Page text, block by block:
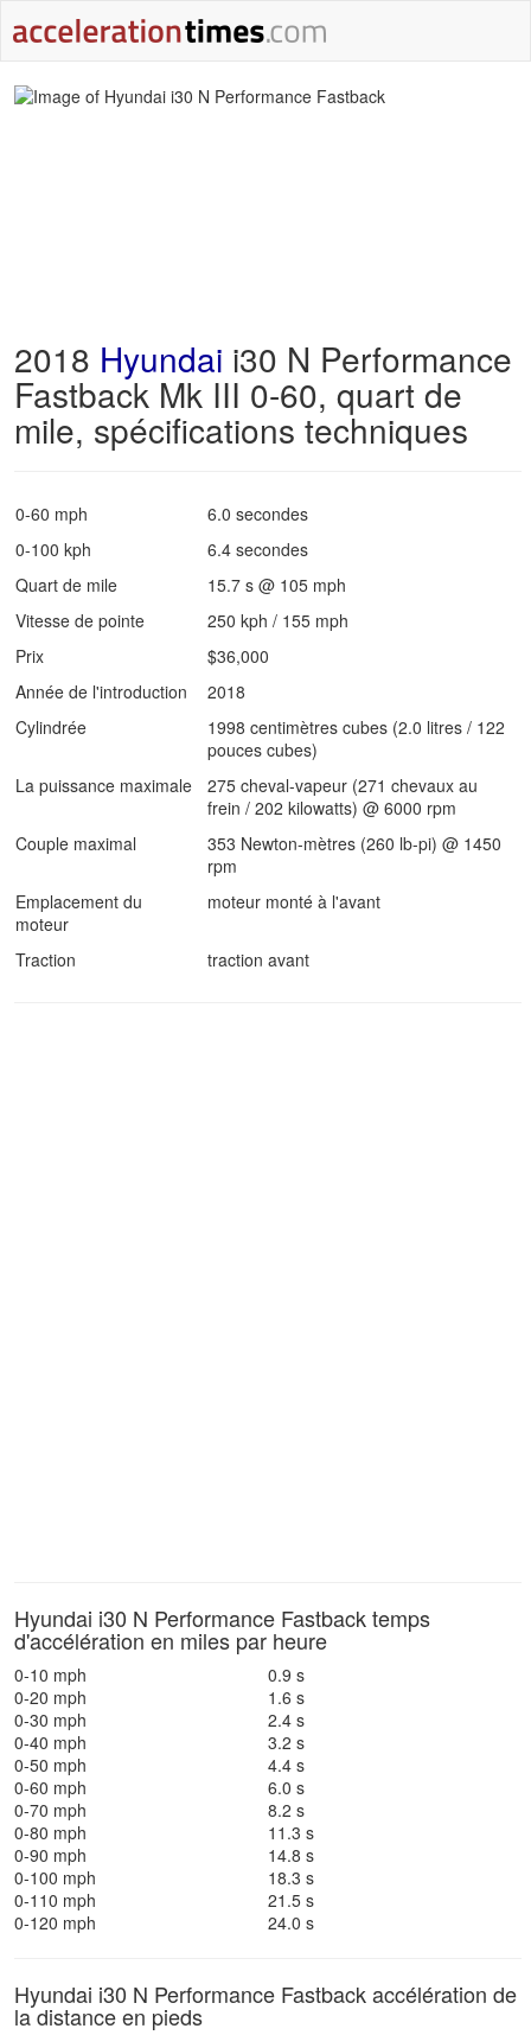
2018 Hyundai i30 N Performance
Fastback Mk III 0-60, quart de
mile, spécifications techniques
0-60 mph
6.0 secondes
0-100 kph
6.4 secondes
Quart de mile
15.7 s @ 105 mph
Vitesse de pointe
250 kph / 155 mph
Prix
$36,000
Année de l'introduction
2018
Cylindrée
1998 centimètres cubes (2.0 litres / 122
pouces cubes)
La puissance maximale
275 cheval-vapeur (271 chevaux au
frein / 202 kilowatts) @ 6000 rpm
Couple maximal
353 Newton-mètres (260 lb-pi) @ 1450
rpm
Emplacement du
moteur
moteur monté à l'avant
Traction traction avant
Hyundai i30 N Performance Fastback temps
d'accélération en miles par heure
0-10 mph
0.9 s
0-20 mph
1.6 s
0-30 mph
2.4 s
0-40 mph
3.2 s
0-50 mph
4.4 s
0-60 mph
6.0 s
0-70 mph
8.2 s
0-80 mph
11.3 s
0-90 mph
14.8 s
0-100 mph
18.3 s
0-110 mph
21.5 s
0-120 mph
24.0 s
Hyundai i30 N Performance Fastback accélération de
la distance en pieds